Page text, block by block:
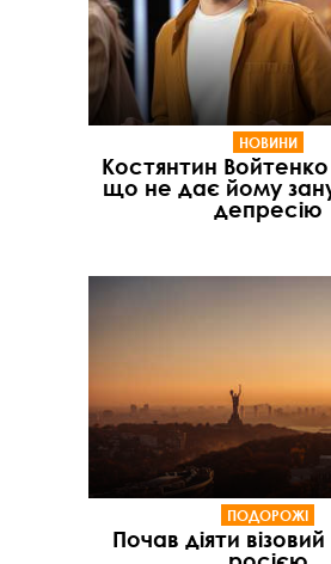
НОВИНИ
Костянтин Войтенко
що не дає йому
депресію
ПОДОРОЖІ
Почав діяти